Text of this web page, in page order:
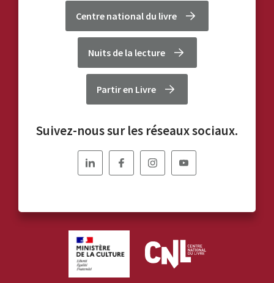
Centre national du livre
Nuits de la lecture
Partir en Livre
Suivez-nous sur les réseaux sociaux.
Nous
Nous
Nous
Nous